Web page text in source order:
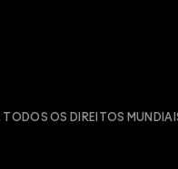
OS DIREITOS